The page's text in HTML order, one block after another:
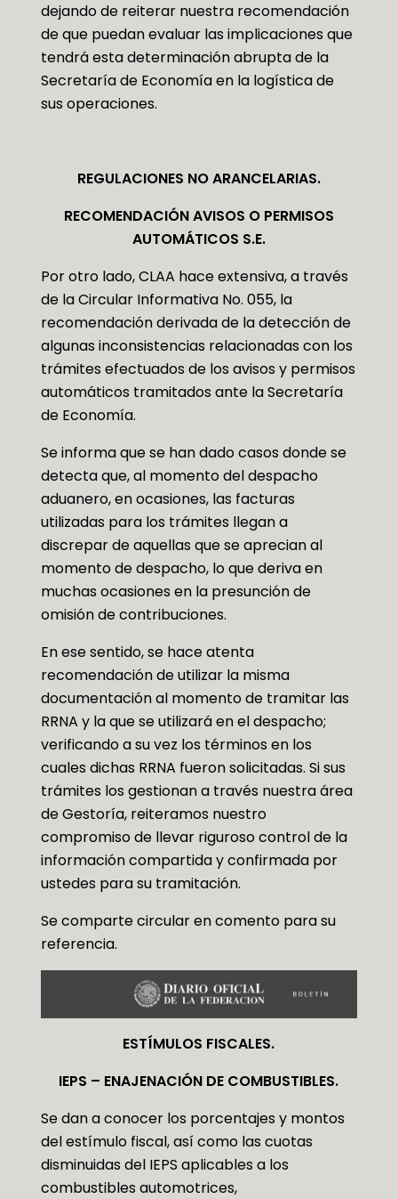
dejando de reiterar nuestra recomendación
de que puedan evaluar las implicaciones que
tendrá esta determinación abrupta de la
Secretaría de Economía en la logística de
sus operaciones.
REGULACIONES NO ARANCELARIAS.
RECOMENDACIÓN AVISOS O PERMISOS
AUTOMÁTICOS S.E.
Por otro lado, CLAA hace extensiva, a través
de la Circular Informativa No. 055, la
recomendación derivada de la detección de
algunas inconsistencias relacionadas con los
trámites efectuados de los avisos y permisos
automáticos tramitados ante la Secretaría
de Economía.
Se informa que se han dado casos donde se
detecta que, al momento del despacho
aduanero, en ocasiones, las facturas
utilizadas para los trámites llegan a
discrepar de aquellas que se aprecian al
momento de despacho, lo que deriva en
muchas ocasiones en la presunción de
omisión de contribuciones.
En ese sentido, se hace atenta
recomendación de utilizar la misma
documentación al momento de tramitar las
RRNA y la que se utilizará en el despacho;
verificando a su vez los términos en los
cuales dichas RRNA fueron solicitadas. Si sus
trámites los gestionan a través nuestra área
de Gestoría, reiteramos nuestro
compromiso de llevar riguroso control de la
información compartida y confirmada por
ustedes para su tramitación.
Se comparte circular en comento para su
referencia.
ESTÍMULOS FISCALES.
IEPS – ENAJENACIÓN DE COMBUSTIBLES.
Se dan a conocer los porcentajes y montos
del estímulo fiscal, así como las cuotas
disminuidas del IEPS aplicables a los
combustibles automotrices,